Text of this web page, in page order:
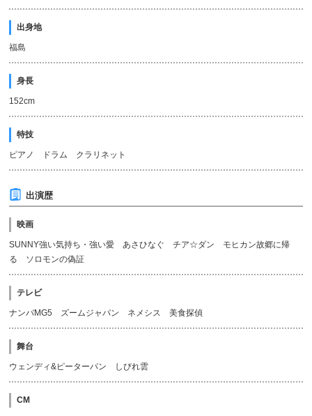
出身地
福島
身長
152cm
特技
ピアノ ドラム クラリネット
出演歴
映画
SUNNY強い気持ち・強い愛 あさひなぐ チア☆ダン モヒカン故郷に帰
る ソロモンの偽証
テレビ
ナンバMG5 ズームジャパン ネメシス 美食探偵
舞台
ウェンディ&ピーターパン しびれ雲
CM